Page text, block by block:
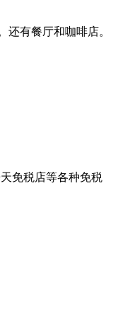
有餐厅和咖啡店。
免税店等各种免税